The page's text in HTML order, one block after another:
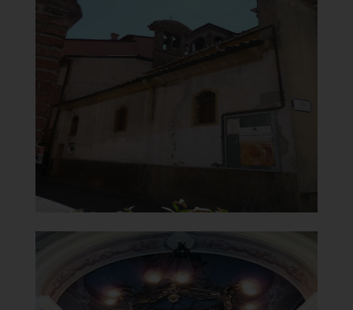
Oratorio della Madonna del
Carmine o delle Carandine
Lato sinistro
Clicca per ingrandir
Oratorio della Madonna del
Carmine o delle Carandine